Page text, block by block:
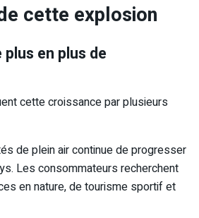
cette explosion
en plus de
cette croissance par plusieurs
de plein air continue de progresser
Les consommateurs recherchent
en nature, de tourisme sportif et